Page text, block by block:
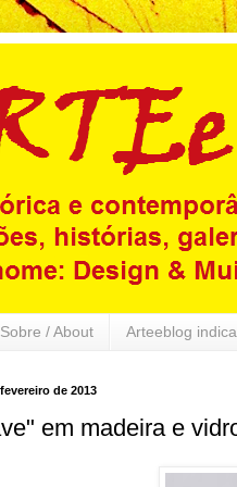
Sobre / About Arteeblog indica
de 2013
em madeira e